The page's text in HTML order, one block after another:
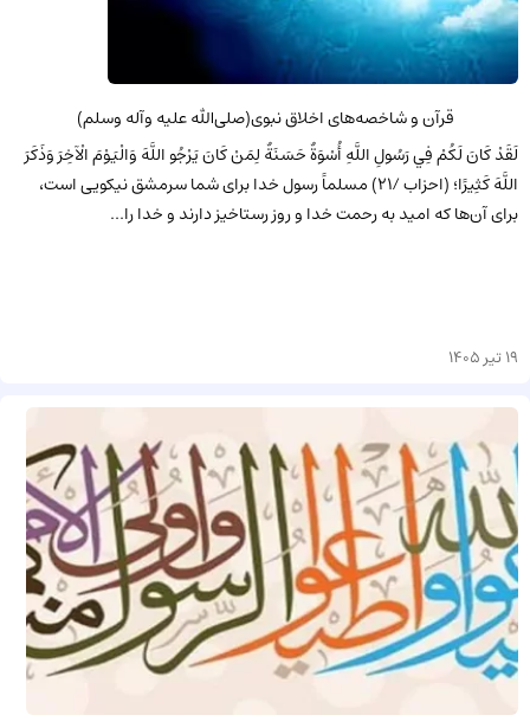
قرآن و شاخصه‏‌هاى اخلاق نبوى(صلى‌الله علیه وآله وسلم)
لَقَدْ كَانَ لَكُمْ فِي رَسُولِ اللَّهِ أُسْوَةٌ حَسَنَةٌ لِمَنْ كَانَ يَرْجُو اللَّهَ وَالْيَوْمَ الْآخِرَ وَذَكَرَ
اللَّهَ كَثِيرًا؛ (احزاب /21) مسلماً رسول خدا براى شما سرمشق نیکویى است،
براى آن‏‌ها که امید به رحمت خدا و روز رستاخیز دارند و خدا را...
19 تیر 1405